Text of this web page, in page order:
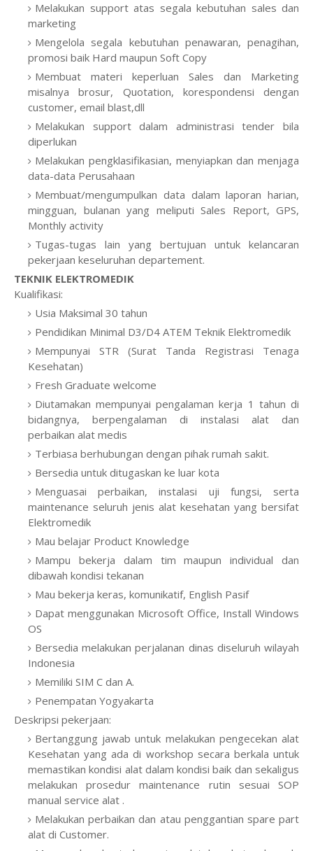
Melakukan support atas segala kebutuhan sales dan
marketing
Mengelola segala kebutuhan penawaran, penagihan,
promosi baik Hard maupun Soft Copy
Membuat materi keperluan Sales dan Marketing
misalnya brosur, Quotation, korespondensi dengan
customer, email blast,dll
Melakukan support dalam administrasi tender bila
diperlukan
Melakukan pengklasifikasian, menyiapkan dan menjaga
data-data Perusahaan
Membuat/mengumpulkan data dalam laporan harian,
mingguan, bulanan yang meliputi Sales Report, GPS,
Monthly activity
Tugas-tugas lain yang bertujuan untuk kelancaran
pekerjaan keseluruhan departement.
TEKNIK ELEKTROMEDIK
Kualifikasi:
Usia Maksimal 30 tahun
Pendidikan Minimal D3/D4 ATEM Teknik Elektromedik
Mempunyai STR (Surat Tanda Registrasi Tenaga
Kesehatan)
Fresh Graduate welcome
Diutamakan mempunyai pengalaman kerja 1 tahun di
bidangnya, berpengalaman di instalasi alat dan
perbaikan alat medis
Terbiasa berhubungan dengan pihak rumah sakit.
Bersedia untuk ditugaskan ke luar kota
Menguasai perbaikan, instalasi uji fungsi, serta
maintenance seluruh jenis alat kesehatan yang bersifat
Elektromedik
Mau belajar Product Knowledge
Mampu bekerja dalam tim maupun individual dan
dibawah kondisi tekanan
Mau bekerja keras, komunikatif, English Pasif
Dapat menggunakan Microsoft Office, Install Windows
OS
Bersedia melakukan perjalanan dinas diseluruh wilayah
Indonesia
Memiliki SIM C dan A.
Penempatan Yogyakarta
Deskripsi pekerjaan:
Bertanggung jawab untuk melakukan pengecekan alat
Kesehatan yang ada di workshop secara berkala untuk
memastikan kondisi alat dalam kondisi baik dan sekaligus
melakukan prosedur maintenance rutin sesuai SOP
manual service alat .
Melakukan perbaikan dan atau penggantian spare part
alat di Customer.